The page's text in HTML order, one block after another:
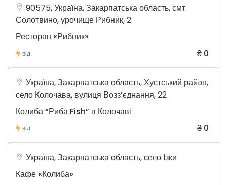
90575, Україна, Закарпатська область, смт.
Солотвино, урочище Рибник, 2
Ресторан «Рибник»
від ₴ 0
Україна, Закарпатська область, Хустський район,
село Колочава, вулиця Возз’єднання, 22
Колиба “Риба Fish” в Колочаві
від ₴ 0
Україна, Закарпатська область, село Ізки
Кафе «Колиба»